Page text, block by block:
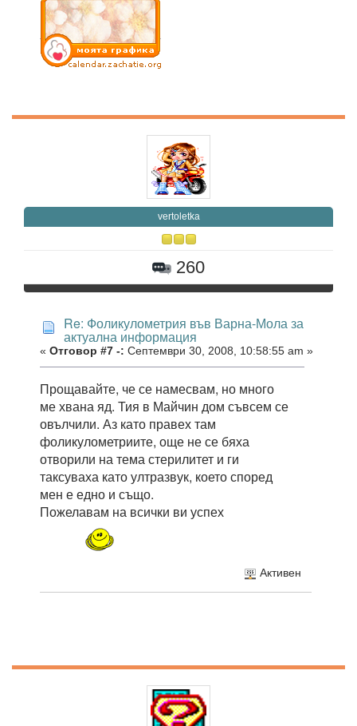
vertoletka
260
Re: Фоликулометрия във Варна-Мола за
актуална информация
« Отговор #7 -: Септември 30, 2008, 10:58:55 am »
Прощавайте, че се намесвам, но много
ме хвана яд. Тия в Майчин дом съвсем се
овълчили. Аз като правех там
фоликулометриите, още не се бяха
отворили на тема стерилитет и ги
таксуваха като ултразвук, което според
мен е едно и също.
Пожелавам на всички ви успех
Активен